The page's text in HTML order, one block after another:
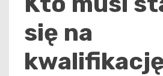
się na